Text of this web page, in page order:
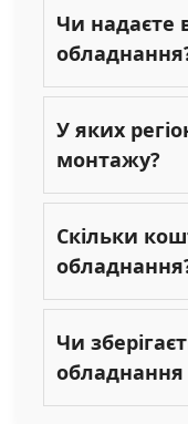
Чи надаєте
У яких
монтажу?
Скільки
Чи
обладнання